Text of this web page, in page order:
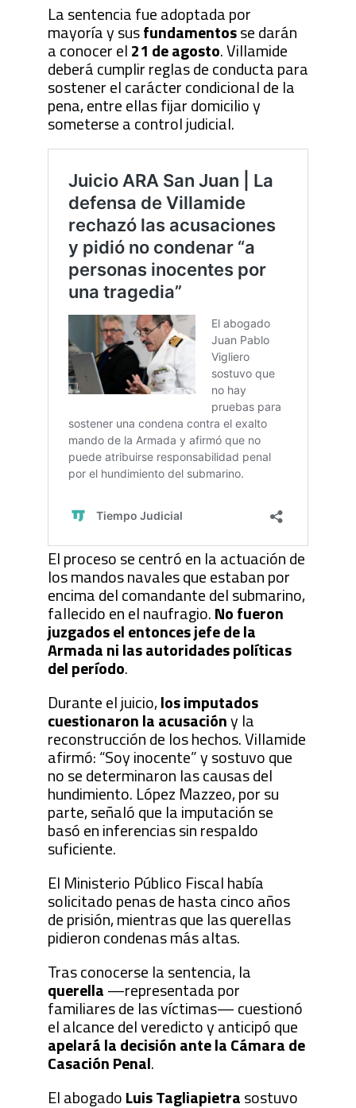
La sentencia fue adoptada por
mayoría y susfundamentosse darán
a conocer el21 de agosto. Villamide
deberá cumplir reglas de conducta para
sostener el carácter condicional de la
pena, entre ellas fijar domicilio y
someterse a control judicial.
El proceso se centró en la actuación de
los mandos navales que estaban por
encima del comandante del submarino,
fallecido en el naufragio.No fueron
juzgados el entonces jefe de la
Armada ni las autoridades políticas
del período.
Durante el juicio,los imputados
cuestionaron la acusacióny la
reconstrucción de los hechos. Villamide
afirmó: “Soy inocente” y sostuvo que
no se determinaron las causas del
hundimiento. López Mazzeo, por su
parte, señaló que la imputación se
basó en inferencias sin respaldo
suficiente.
El Ministerio Público Fiscal había
solicitado penas de hasta cinco años
de prisión, mientras que las querellas
pidieron condenas más altas.
Tras conocerse la sentencia, la
querella—representada por
familiares de las víctimas— cuestionó
el alcance del veredicto y anticipó que
apelará la decisión ante la Cámara de
Casación Penal.
El abogadoLuis Tagliapietrasostuvo